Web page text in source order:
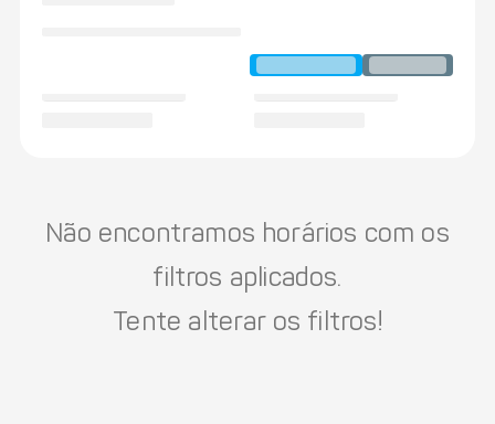
Não encontramos horários com os
filtros aplicados.
Tente alterar os filtros!